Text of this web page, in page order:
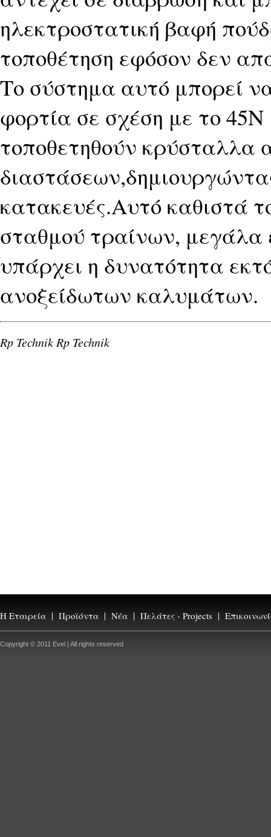
ηλεκτροστατική βαφή
τοποθέτηση εφόσον δεν
Το σύστημα αυτό μπορεί
φορτία σε σχέση με το
τοποθετηθούν κρύσταλλα
κατακευές.Αυτό καθιστά
σταθμού τραίνων, μεγάλα
υπάρχει η δυνατότητα
ανοξείδωτων καλυμάτων.
Rp Technik Rp Technik
Η Εταιρεία Προϊόντα Νέα Πελάτες - Projects
Copyright © 2011 Evel | All rights reserved